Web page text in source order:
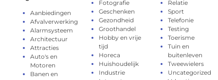
Aanbiedingen
Afvalverwerking
Alarmsysteem
Architectuur
Attracties
Auto's en
Motoren
Banen en
Fotografie
Geschenken
Gezondheid
Groothandel
Hobby en vrije
tijd
Horeca
Huishoudelijk
Industrie
Relatie
Sport
Telefonie
Testing
Toerisme
Tuin en
buitenleven
Tweewielers
Uncategorized